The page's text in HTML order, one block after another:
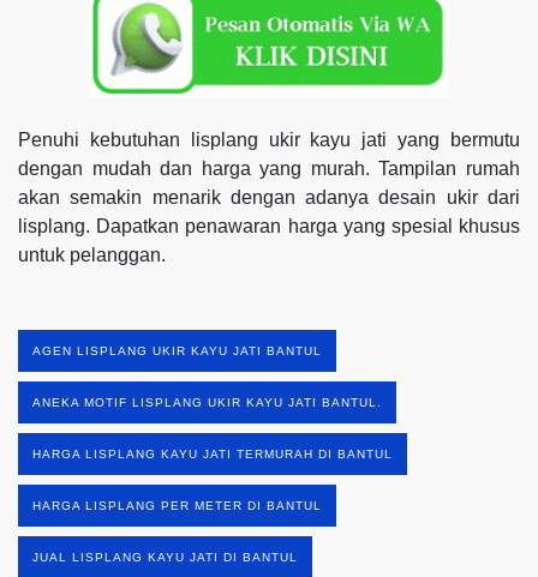
Penuhi kebutuhan lisplang ukir kayu jati yang bermutu
dengan mudah dan harga yang murah. Tampilan rumah
akan semakin menarik dengan adanya desain ukir dari
lisplang. Dapatkan penawaran harga yang spesial khusus
untuk pelanggan.
AGEN LISPLANG UKIR KAYU JATI BANTUL
ANEKA MOTIF LISPLANG UKIR KAYU JATI BANTUL.
HARGA LISPLANG KAYU JATI TERMURAH DI BANTUL
HARGA LISPLANG PER METER DI BANTUL
JUAL LISPLANG KAYU JATI DI BANTUL